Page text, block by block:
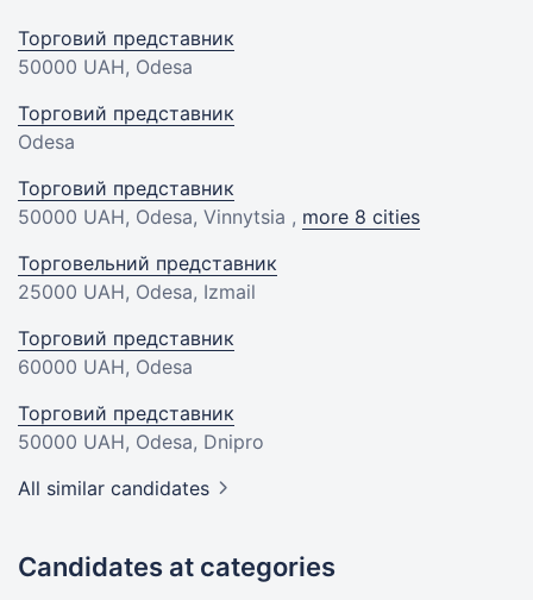
Торговий представник
50000 UAH, Odesa
Торговий представник
Odesa
Торговий представник
50000 UAH, Odesa, Vinnytsia , more 8 cities
Торговельний представник
25000 UAH, Odesa, Izmail
Торговий представник
60000 UAH, Odesa
Торговий представник
50000 UAH, Odesa, Dnipro
All similar candidates
Candidates at categories